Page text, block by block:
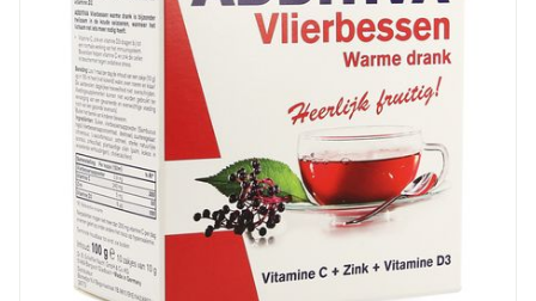
Dieetbeperkingen
Behoud
Kamertemperatuur (15°C -
25°C)